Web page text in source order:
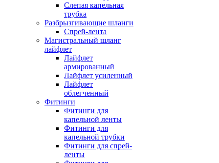
Слепая капельная
трубка
Разбрызгивающие шланги
Спрей-лента
Магистральный шланг
лайфлет
Лайфлет
армированный
Лайфлет усиленный
Лайфлет
облегченный
Фитинги
Фитинги для
капельной ленты
Фитинги для
капельной трубки
Фитинги для спрей-
ленты